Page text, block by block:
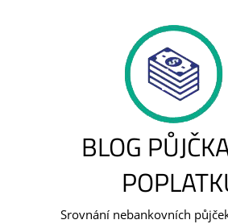
BLOG
Srovnání nebankovních